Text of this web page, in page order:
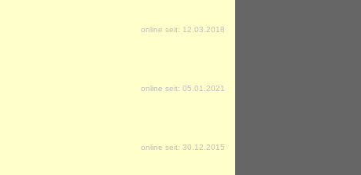
online seit: 12.03.2018
online seit: 05.01.2021
online seit: 30.12.2015